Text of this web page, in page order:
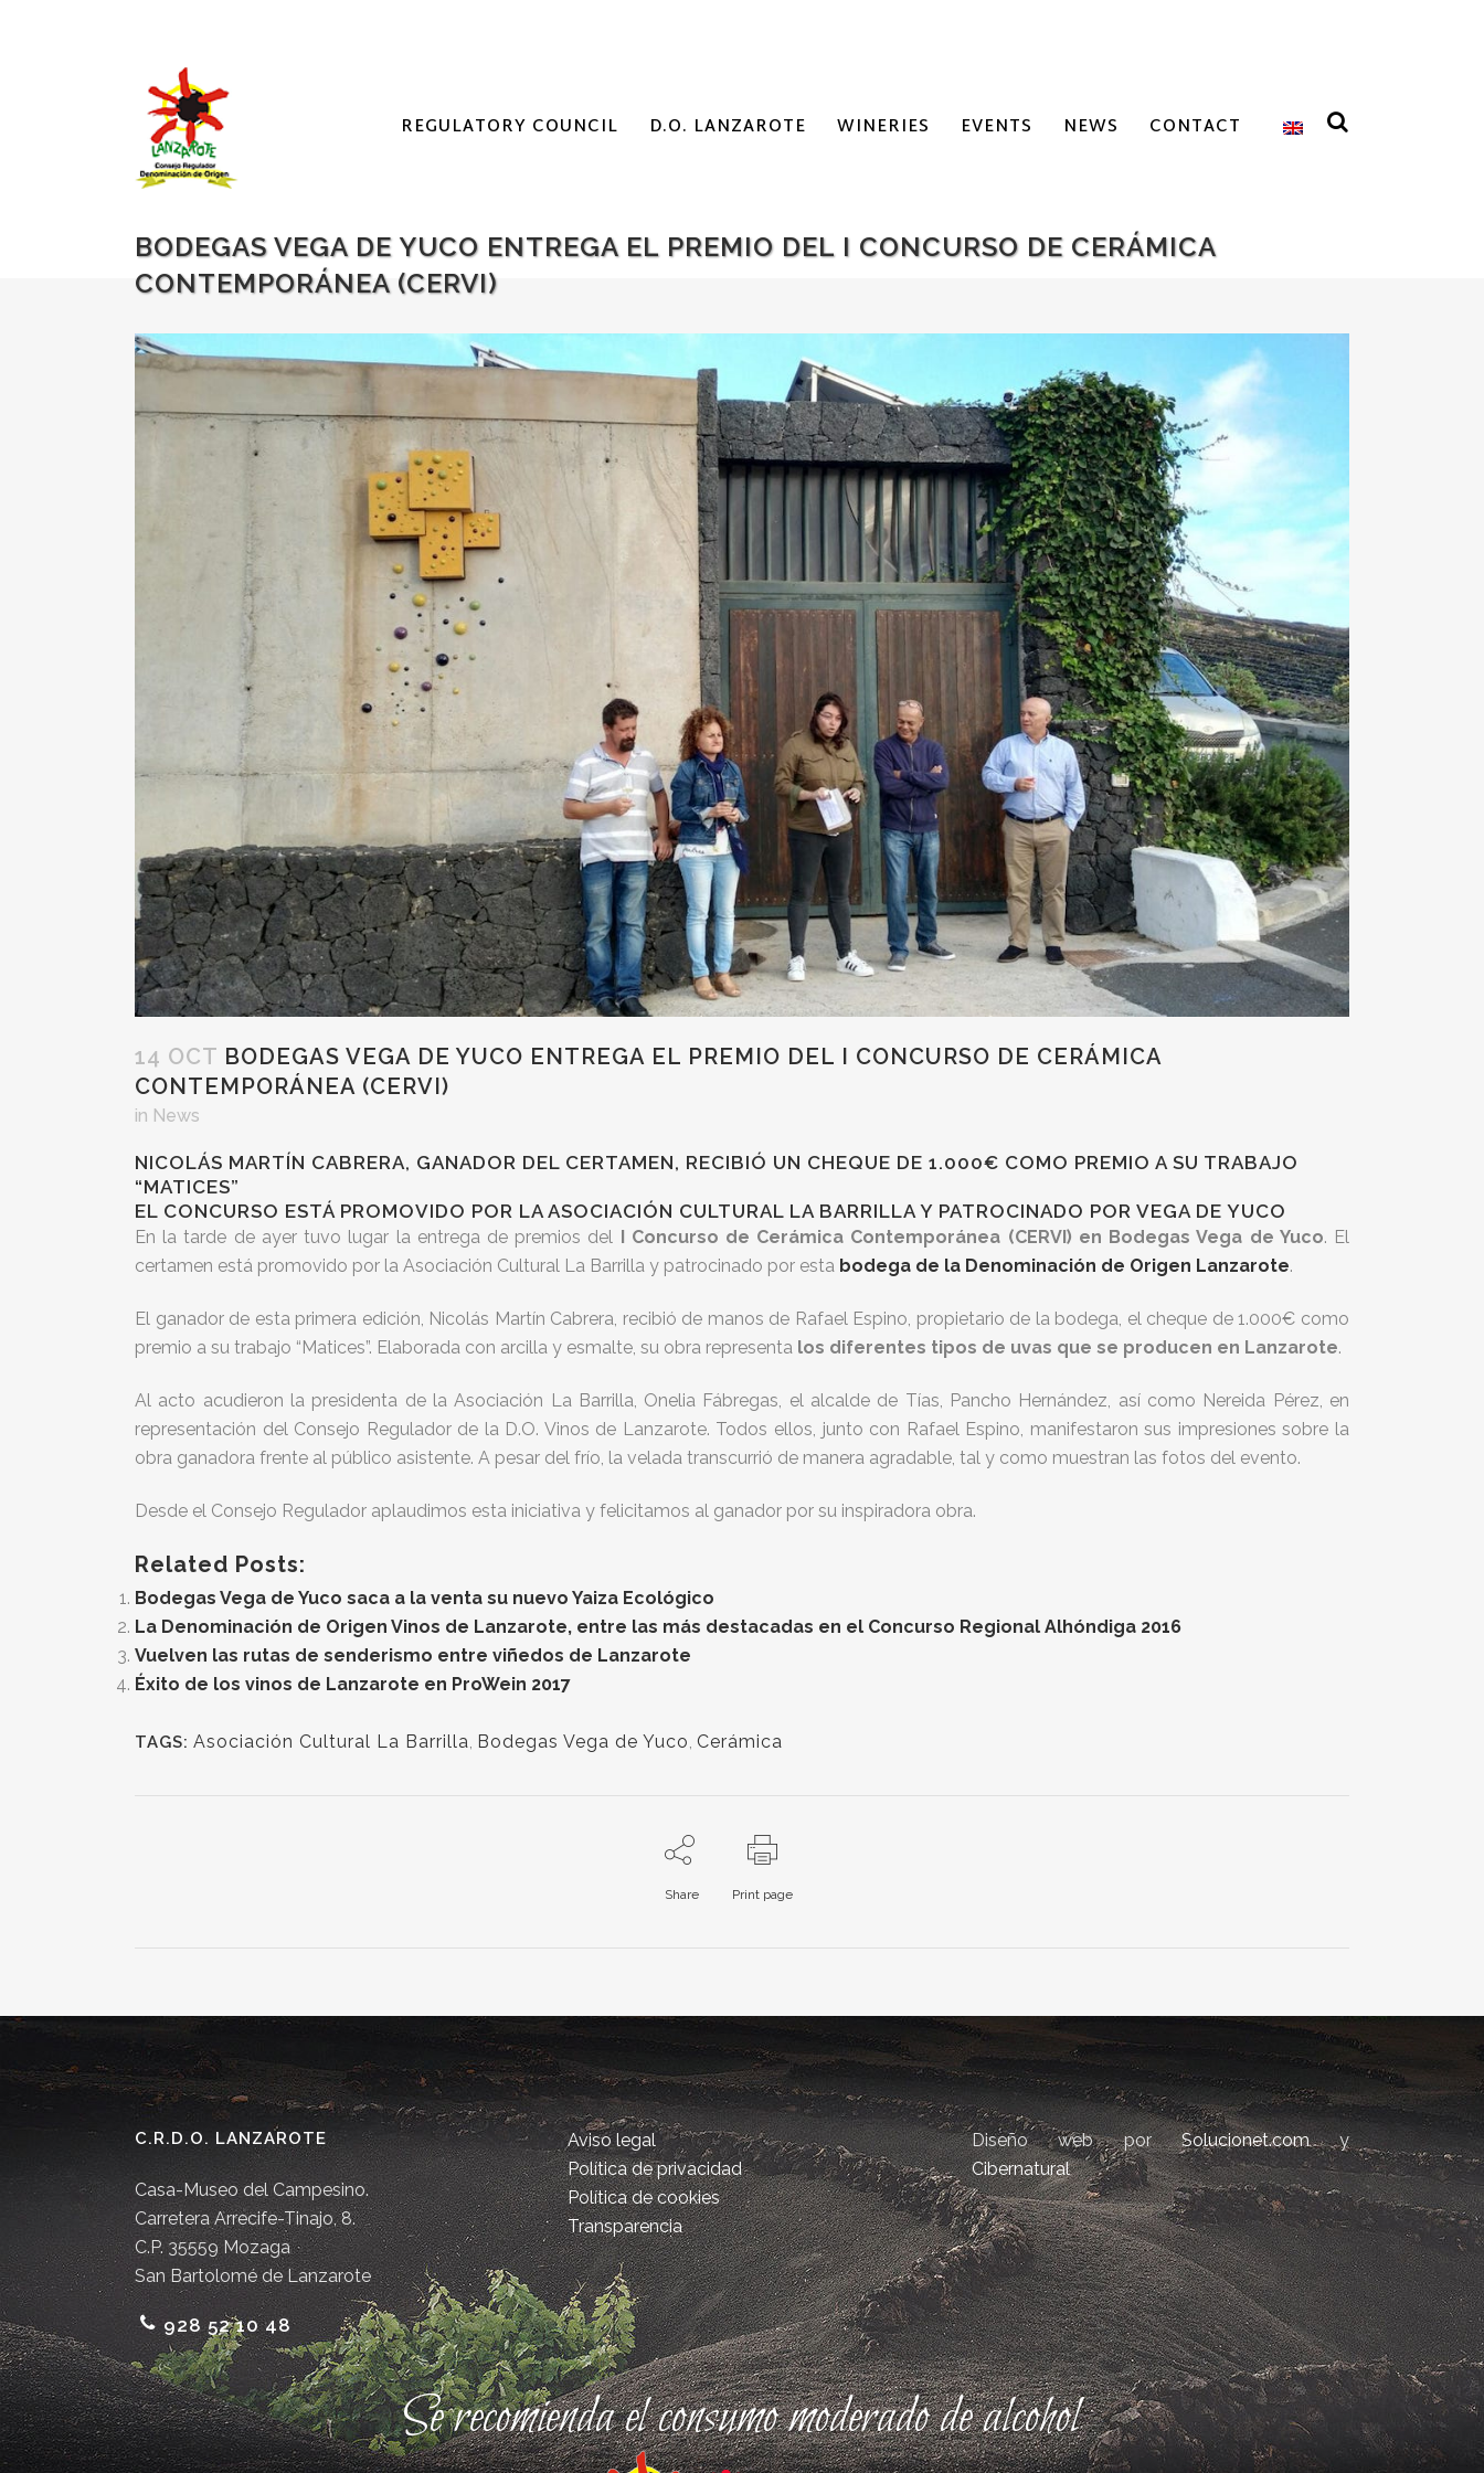
REGULATORY COUNCIL D.O. LANZAROTE WINERIES EVENTS NEWS CONTACT
BODEGAS VEGA DE YUCO ENTREGA EL PREMIO DEL I CONCURSO DE CERÁMICA
CONTEMPORÁNEA (CERVI)
14 OCT BODEGAS VEGA DE YUCO ENTREGA EL PREMIO DEL I CONCURSO DE CERÁMICA
CONTEMPORÁNEA (CERVI)
in News
NICOLÁS MARTÍN CABRERA, GANADOR DEL CERTAMEN, RECIBIÓ UN CHEQUE DE 1.000€ COMO PREMIO A SU TRABAJO
“MATICES”
EL CONCURSO ESTÁ PROMOVIDO POR LA ASOCIACIÓN CULTURAL LA BARRILLA Y PATROCINADO POR VEGA DE YUCO
En la tarde de ayer tuvo lugar la entrega de premios del I Concurso de Cerámica Contemporánea (CERVI) en Bodegas Vega de Yuco. El
certamen está promovido por la Asociación Cultural La Barrilla y patrocinado por esta bodega de la Denominación de Origen Lanzarote.
El ganador de esta primera edición, Nicolás Martín Cabrera, recibió de manos de Rafael Espino, propietario de la bodega, el cheque de 1.000€ como
premio a su trabajo “Matices”. Elaborada con arcilla y esmalte, su obra representa los diferentes tipos de uvas que se producen en Lanzarote.
Al acto acudieron la presidenta de la Asociación La Barrilla, Onelia Fábregas, el alcalde de Tías, Pancho Hernández, así como Nereida Pérez, en
representación del Consejo Regulador de la D.O. Vinos de Lanzarote. Todos ellos, junto con Rafael Espino, manifestaron sus impresiones sobre la
obra ganadora frente al público asistente. A pesar del frío, la velada transcurrió de manera agradable, tal y como muestran las fotos del evento.
Desde el Consejo Regulador aplaudimos esta iniciativa y felicitamos al ganador por su inspiradora obra.
Related Posts:
Bodegas Vega de Yuco saca a la venta su nuevo Yaiza Ecológico
La Denominación de Origen Vinos de Lanzarote, entre las más destacadas en el Concurso Regional Alhóndiga 2016
Vuelven las rutas de senderismo entre viñedos de Lanzarote
Éxito de los vinos de Lanzarote en ProWein 2017
TAGS: Asociación Cultural La Barrilla Bodegas Vega de Yuco Cerámica
Share Print page
C.R.D.O. LANZAROTE
Casa-Museo del Campesino.
Carretera Arrecife-Tinajo, 8.
C.P. 35559 Mozaga
San Bartolomé de Lanzarote
928 52 10 48
Aviso legal
Política de privacidad
Política de cookies
Transparencia
Diseño web porSolucionet.comy
Cibernatural
Se recomienda el consumo moderado de alcohol